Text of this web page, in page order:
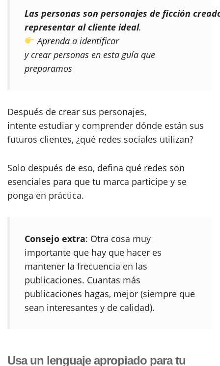
Las personas son personajes de ficción
representar al cliente ideal.
Aprenda a identificar
y crear personas en esta guía que
preparamos
Después de crear sus personajes,
intente estudiar y comprender dónde están sus
futuros clientes, ¿qué redes sociales utilizan?
Solo después de eso, defina qué redes son
esenciales para que tu marca participe y se
ponga en práctica.
Consejo extra: Otra cosa muy
importante que hay que hacer es
mantener la frecuencia en las
publicaciones. Cuantas más
publicaciones hagas, mejor (siempre que
sean interesantes y de calidad).
Usa un lenguaje apropiado para tu